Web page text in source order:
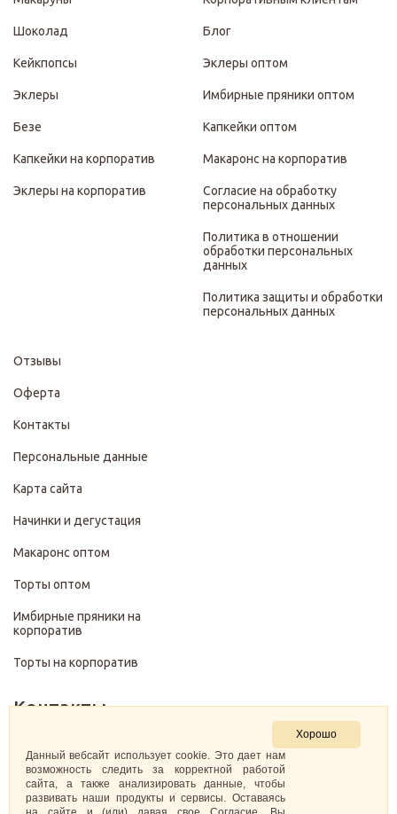
Шоколад
Кейкпопсы
Эклеры
Безе
Капкейки на корпоратив
Эклеры на корпоратив
Блог
Эклеры оптом
Имбирные пряники оптом
Капкейки оптом
Макаронс на корпоратив
Согласие на обработку
персональных данных
Политика в отношении
обработки персональных
данных
Политика защиты и обработки
персональных данных
Отзывы
Оферта
Контакты
Персональные данные
Карта сайта
Начинки и дегустация
Макаронс оптом
Торты оптом
Имбирные пряники на
корпоратив
Торты на корпоратив
Контакты
+7 (499) 322-28-29
pirojenka.rf@gmail.com
Хорошо
Данный вебсайт использует cookie. Это дает нам
возможность следить за корректной работой
сайта, а также анализировать данные, чтобы
развивать наши продукты и сервисы. Оставаясь